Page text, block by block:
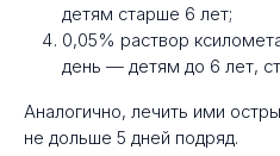
детям старше 6 лет;
0,05% раствор
день — детям до 6 лет,
Аналогично, лечить ими
не дольше 5 дней подряд.